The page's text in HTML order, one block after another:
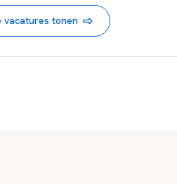
vacatures tonen